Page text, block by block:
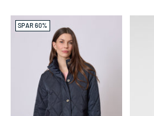
SPAR 60%